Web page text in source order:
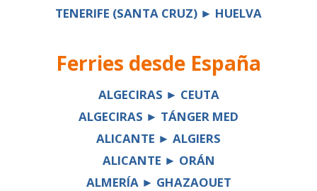
TENERIFE (SANTA CRUZ) ► HUELVA
Ferries desde España
ALGECIRAS ► CEUTA
ALGECIRAS ► TÁNGER MED
ALICANTE ► ALGIERS
ALICANTE ► ORÁN
ALMERÍA ► GHAZAOUET